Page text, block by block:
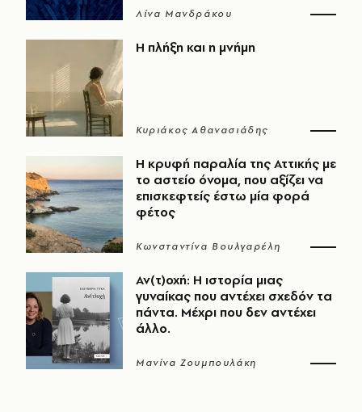
Λίνα Μανδράκου
Η πλήξη και η μνήμη
Κυριάκος Αθανασιάδης
Η κρυφή παραλία της Αττικής με
το αστείο όνομα, που αξίζει να
επισκεφτείς έστω μία φορά
φέτος
Κωνσταντίνα Βουλγαρέλη
Αν(τ)οχή: Η ιστορία μιας
γυναίκας που αντέχει σχεδόν τα
πάντα. Μέχρι που δεν αντέχει
άλλο.
Μανίνα Ζουμπουλάκη